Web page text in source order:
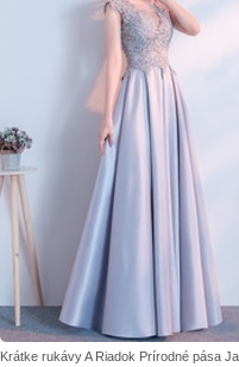
Krátke rukávy A Riadok Prírodné pása